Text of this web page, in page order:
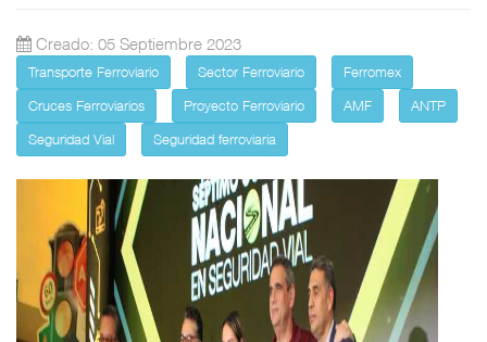
Creado: 05 Septiembre 2023
Transporte Ferroviario Sector Ferroviario
Ferromex
Cruces Ferroviarios
Proyecto Ferroviario AMF
ANTP
Seguridad Vial
Seguridad ferroviaria